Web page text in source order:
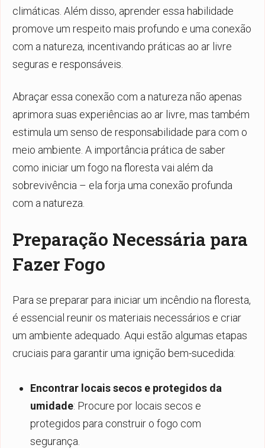
climáticas. Além disso, aprender essa habilidade
promove um respeito mais profundo e uma conexão
com a natureza, incentivando práticas ao ar livre
seguras e responsáveis.
Abraçar essa conexão com a natureza não apenas
aprimora suas experiências ao ar livre, mas também
estimula um senso de responsabilidade para com o
meio ambiente. A importância prática de saber
como iniciar um fogo na floresta vai além da
sobrevivência – ela forja uma conexão profunda
com a natureza.
Preparação Necessária para
Fazer Fogo
Para se preparar para iniciar um incêndio na floresta,
é essencial reunir os materiais necessários e criar
um ambiente adequado. Aqui estão algumas etapas
cruciais para garantir uma ignição bem-sucedida:
Encontrar locais secos e protegidos da
umidade: Procure por locais secos e
protegidos para construir o fogo com
segurança.